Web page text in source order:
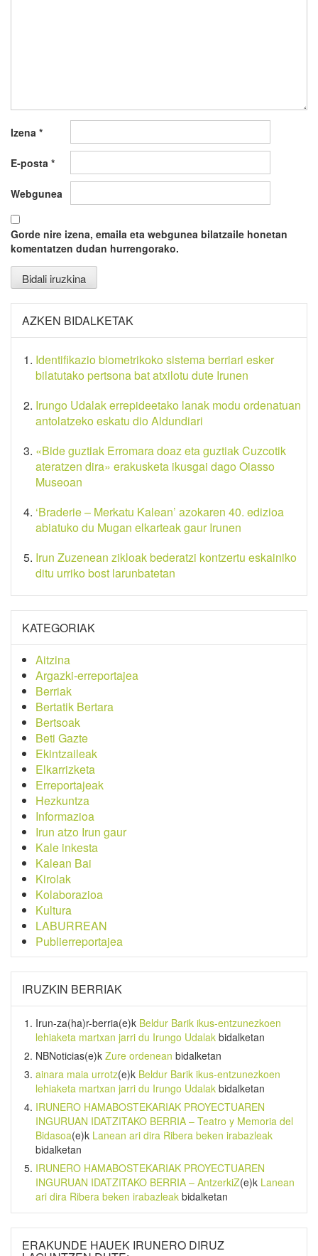
Izena *
E-posta *
Webgunea
Gorde nire izena, emaila eta webgunea bilatzaile honetan
komentatzen dudan hurrengorako.
AZKEN BIDALKETAK
Identifikazio biometrikoko sistema berriari esker
bilatutako pertsona bat atxilotu dute Irunen
Irungo Udalak errepideetako lanak modu ordenatuan
antolatzeko eskatu dio Aldundiari
«Bide guztiak Erromara doaz eta guztiak Cuzcotik
ateratzen dira» erakusketa ikusgai dago Oiasso
Museoan
‘Braderie – Merkatu Kalean’ azokaren 40. edizioa
abiatuko du Mugan elkarteak gaur Irunen
Irun Zuzenean zikloak bederatzi kontzertu eskainiko
ditu urriko bost larunbatetan
KATEGORIAK
Aitzina
Argazki-erreportajea
Berriak
Bertatik Bertara
Bertsoak
Beti Gazte
Ekintzaileak
Elkarrizketa
Erreportajeak
Hezkuntza
Informazioa
Irun atzo Irun gaur
Kale inkesta
Kalean Bai
Kirolak
Kolaborazioa
Kultura
LABURREAN
Publierreportajea
IRUZKIN BERRIAK
Irun-za(ha)r-berria(e)k Beldur Barik ikus-entzunezkoen
lehiaketa martxan jarri du Irungo Udalak bidalketan
NBNoticias(e)k Zure ordenean bidalketan
ainara maia urrotz(e)k Beldur Barik ikus-entzunezkoen
lehiaketa martxan jarri du Irungo Udalak bidalketan
IRUNERO HAMABOSTEKARIAK PROYECTUAREN
INGURUAN IDATZITAKO BERRIA – Teatro y Memoria del
Bidasoa(e)k Lanean ari dira Ribera beken irabazleak
bidalketan
IRUNERO HAMABOSTEKARIAK PROYECTUAREN
INGURUAN IDATZITAKO BERRIA – AntzerkiZ(e)k Lanean
ari dira Ribera beken irabazleak bidalketan
ERAKUNDE HAUEK IRUNERO DIRUZ